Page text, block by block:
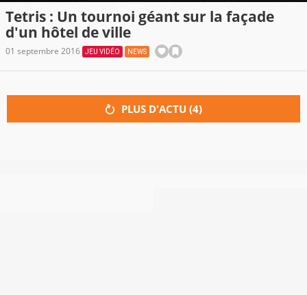
Tetris : Un tournoi géant sur la façade
d'un hôtel de ville
01 septembre 2016 JEU VIDÉO NEWS
PLUS D'ACTU (4)